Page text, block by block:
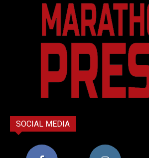
SOCIAL MEDIA